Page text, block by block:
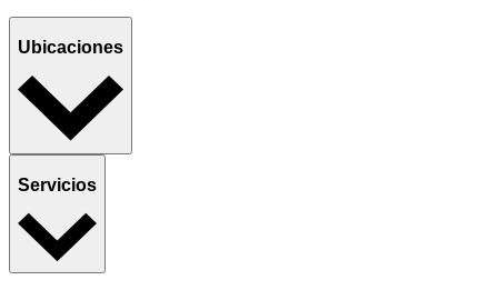
Ubicaciones
Servicios